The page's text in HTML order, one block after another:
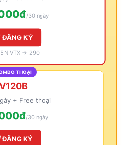
/30 ngày
ĐĂNG KÝ
VTX → 290
THOẠI
V120B
+ Free thoại
/30 ngày
ĐĂNG KÝ